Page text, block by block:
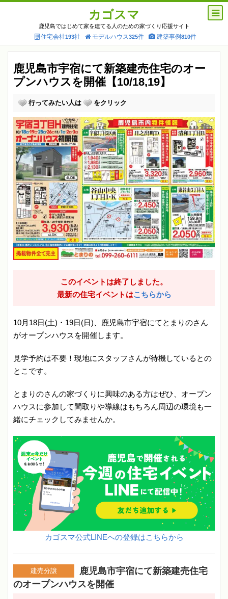
カゴスマ
鹿児島ではじめて家を建てる人のための家づくり応援サイト
住宅会社193社 モデルハウス325件 建築事例810件
鹿児島市宇宿にて新築建売住宅のオー
プンハウスを開催【10/18,19】
行ってみたい人は をクリック
このイベントは終了しました。
最新の住宅イベントはこちらから
10月18日(土)・19日(日)、鹿児島市宇宿にてとまりのさん
がオープンハウスを開催します。
見学予約は不要！現地にスタッフさんが待機しているとの
とこです。
とまりのさんの家づくりに興味のある方はぜひ、オープン
ハウスに参加して間取りや導線はもちろん周辺の環境も一
緒にチェックしてみませんか。
カゴスマ公式LINEへの登録はこちらから
鹿児島市宇宿にて新築建売住宅
のオープンハウスを開催
建売分譲